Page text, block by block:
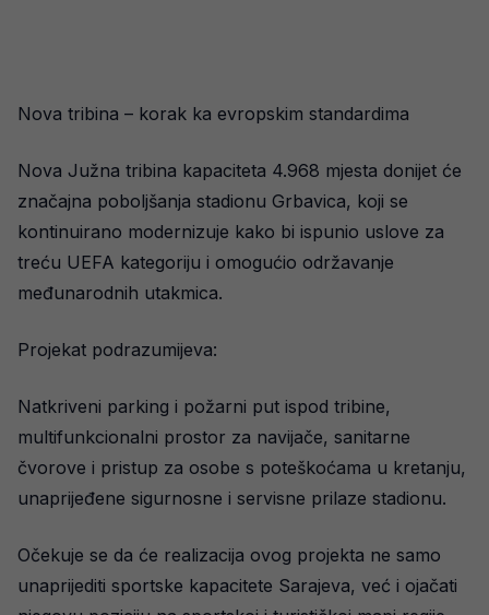
Nova tribina – korak ka evropskim standardima
Nova Južna tribina kapaciteta 4.968 mjesta donijet će
značajna poboljšanja stadionu Grbavica, koji se
kontinuirano modernizuje kako bi ispunio uslove za
treću UEFA kategoriju i omogućio održavanje
međunarodnih utakmica.
Projekat podrazumijeva:
Natkriveni parking i požarni put ispod tribine,
multifunkcionalni prostor za navijače, sanitarne
čvorove i pristup za osobe s poteškoćama u kretanju,
unaprijeđene sigurnosne i servisne prilaze stadionu.
Očekuje se da će realizacija ovog projekta ne samo
unaprijediti sportske kapacitete Sarajeva, već i ojačati